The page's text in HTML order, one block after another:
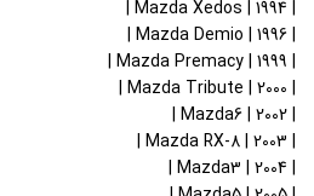
| 1994 | Mazda Xedos |
| 1996 | Mazda Demio |
| 1999 | Mazda Premacy |
| 2000 | Mazda Tribute |
| 2002 | Mazda6 |
| 2003 | Mazda RX-8 |
| 2004 | Mazda3 |